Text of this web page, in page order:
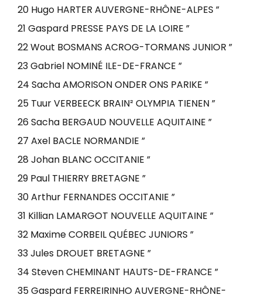
20 Hugo HARTER AUVERGNE-RHÔNE-ALPES ”
21 Gaspard PRESSE PAYS DE LA LOIRE ”
22 Wout BOSMANS ACROG-TORMANS JUNIOR ”
23 Gabriel NOMINÉ ILE-DE-FRANCE ”
24 Sacha AMORISON ONDER ONS PARIKE ”
25 Tuur VERBEECK BRAIN² OLYMPIA TIENEN ”
26 Sacha BERGAUD NOUVELLE AQUITAINE ”
27 Axel BACLE NORMANDIE ”
28 Johan BLANC OCCITANIE ”
29 Paul THIERRY BRETAGNE ”
30 Arthur FERNANDES OCCITANIE ”
31 Killian LAMARGOT NOUVELLE AQUITAINE ”
32 Maxime CORBEIL QUÉBEC JUNIORS ”
33 Jules DROUET BRETAGNE ”
34 Steven CHEMINANT HAUTS-DE-FRANCE ”
35 Gaspard FERREIRINHO AUVERGNE-RHÔNE-